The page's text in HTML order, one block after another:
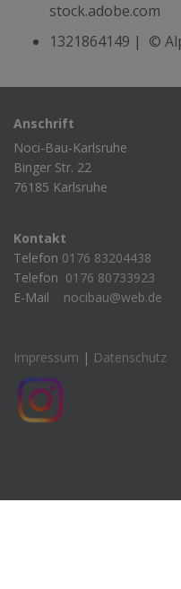
stock.adobe.com
1321864149 | ©
Anschrift
Noci-Bau-Karlsruhe
Binger Str. 22
76185 Karlsruhe
Kontakt
Telefon 0176 83204438
Telefon 0176 80733923
E-Mail nocibau@web.de
Impressum | Datenschutz